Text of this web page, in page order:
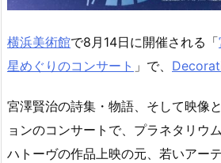
横浜美術館で8月14日に開催される「
星めぐりのコンサート 」で、
宮澤賢治の詩集・物語、そして映像
ョンのコンサートで、プラネタリウ
ハトーヴの作品上映の元、若いアー